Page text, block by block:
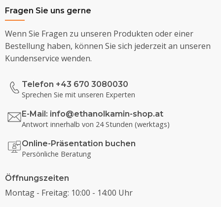
Fragen Sie uns gerne
Wenn Sie Fragen zu unseren Produkten oder einer
Bestellung haben, können Sie sich jederzeit an unseren
Kundenservice wenden.
Telefon +43 670 3080030
Sprechen Sie mit unseren Experten
E-Mail: info@ethanolkamin-shop.at
Antwort innerhalb von 24 Stunden (werktags)
Online-Präsentation buchen
Persönliche Beratung
Öffnungszeiten
Montag - Freitag: 10:00 - 14:00 Uhr